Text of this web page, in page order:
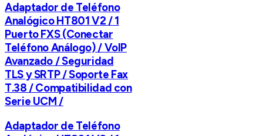
Adaptador de Teléfono
Analógico HT801 V2 / 1
Puerto FXS (Conectar
Teléfono Análogo) / VoIP
Avanzado / Seguridad
TLS y SRTP / Soporte Fax
T.38 / Compatibilidad con
Serie UCM /
Adaptador de Teléfono